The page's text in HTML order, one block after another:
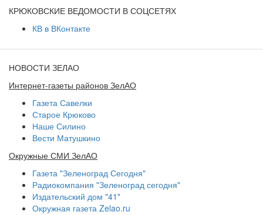
КРЮКОВСКИЕ ВЕДОМОСТИ В СОЦСЕТЯХ
КВ в ВКонтакте
НОВОСТИ ЗЕЛАО
Интернет-газеты районов ЗелАО
Газета Савелки
Старое Крюково
Наше Силино
Вести Матушкино
Окружные СМИ ЗелАО
Газета "Зеленоград Сегодня"
Радиокомпания "Зеленоград сегодня"
Издательский дом "41"
Окружная газета Zelao.ru